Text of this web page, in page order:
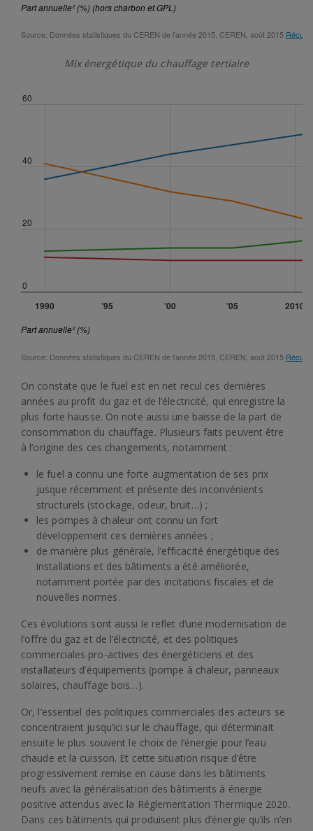
Mix énergétique du chauffage tertiaire
On constate que le fuel est en net recul ces dernières
années au profit du gaz et de l’électricité, qui enregistre la
plus forte hausse. On note aussi une baisse de la part de
consommation du chauffage. Plusieurs faits peuvent être
à l’origine des ces changements, notamment :
le fuel a connu une forte augmentation de ses prix
jusque récemment et présente des inconvénients
structurels (stockage, odeur, bruit…) ;
les pompes à chaleur ont connu un fort
développement ces dernières années ;
de manière plus générale, l’efficacité énergétique des
installations et des bâtiments a été améliorée,
notamment portée par des incitations fiscales et de
nouvelles normes.
Ces évolutions sont aussi le reflet d’une modernisation de
l’offre du gaz et de l’électricité, et des politiques
commerciales pro-actives des énergéticiens et des
installateurs d’équipements (pompe à chaleur, panneaux
solaires, chauffage bois…).
Or, l’essentiel des politiques commerciales des acteurs se
concentraient jusqu’ici sur le chauffage, qui déterminait
ensuite le plus souvent le choix de l’énergie pour l’eau
chaude et la cuisson. Et cette situation risque d’être
progressivement remise en cause dans les bâtiments
neufs avec la généralisation des bâtiments à énergie
positive attendus avec la Réglementation Thermique 2020.
Dans ces bâtiments qui produisent plus d’énergie qu’ils n’en